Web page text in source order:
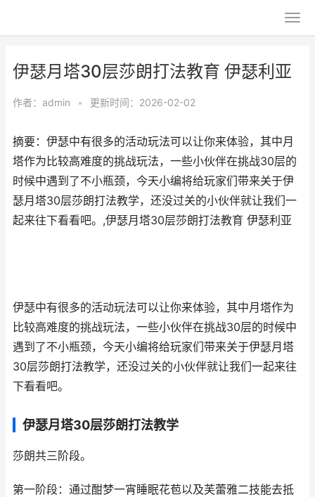
伊瑟月塔30层莎朗打法教育 伊瑟利亚
作者： admin • 更新时间：2026-02-02
摘要：伊瑟中有很多的活动玩法可以让你来体验，其中月
塔作为比较高难度的挑战玩法，一些小伙伴在挑战30层的
时候中遇到了不小瓶颈，今天小编将给玩家们带来关于伊
瑟月塔30层莎朗打法教学，还没过关的小伙伴就让我们一
起来往下看看吧。,伊瑟月塔30层莎朗打法教育 伊瑟利亚
伊瑟中有很多的活动玩法可以让你来体验，其中月塔作为
比较高难度的挑战玩法，一些小伙伴在挑战30层的时候中
遇到了不小瓶颈，今天小编将给玩家们带来关于伊瑟月塔
30层莎朗打法教学，还没过关的小伙伴就让我们一起来往
下看看吧。
伊瑟月塔30层莎朗打法教学
莎朗共三阶段。
第一阶段：通过酣梦一宵睡眠花苞以及芙蕾雅二技能去抵